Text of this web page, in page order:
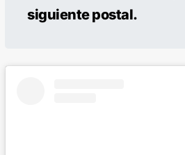
siguiente postal.